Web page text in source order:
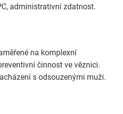
administrativní zdatnost.
na komplexní
činnost ve věznici.
s odsouzenými muži.